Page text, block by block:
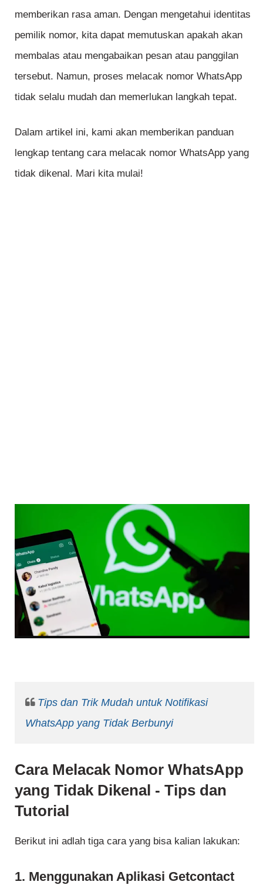
memberikan rasa aman. Dengan mengetahui identitas
pemilik nomor, kita dapat memutuskan apakah akan
membalas atau mengabaikan pesan atau panggilan
tersebut. Namun, proses melacak nomor WhatsApp
tidak selalu mudah dan memerlukan langkah tepat.
Dalam artikel ini, kami akan memberikan panduan
lengkap tentang cara melacak nomor WhatsApp yang
tidak dikenal. Mari kita mulai!
Tips dan Trik Mudah untuk Notifikasi
WhatsApp yang Tidak Berbunyi
Cara Melacak Nomor WhatsApp
yang Tidak Dikenal - Tips dan
Tutorial
Berikut ini adlah tiga cara yang bisa kalian lakukan:
1. Menggunakan Aplikasi Getcontact